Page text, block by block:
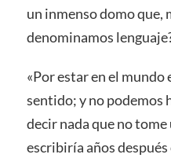
un inmenso domo que,
denominamos
«Por estar en el mundo
sentido; y no podemos
decir nada que no
escribiría años